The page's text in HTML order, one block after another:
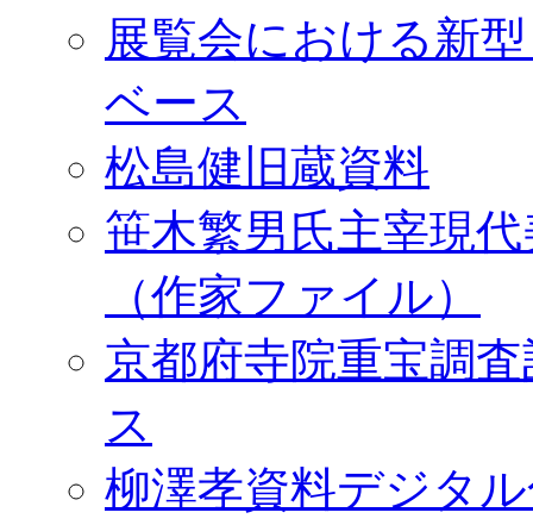
展覧会における新
ベース
松島健旧蔵資料
笹木繁男氏主宰現
（作家ファイル）
京都府寺院重宝調
ス
柳澤孝資料デジタ